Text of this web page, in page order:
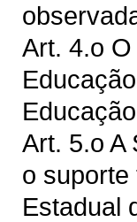
Art. 4.o
Art. 5.o A
o suporte
Estadual